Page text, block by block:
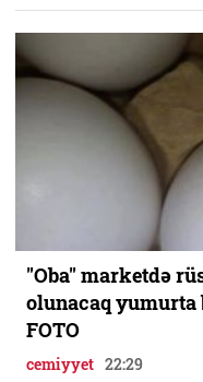
"Oba" marketdə
olunacaq yumurta
FOTO
cemiyyet 22:29